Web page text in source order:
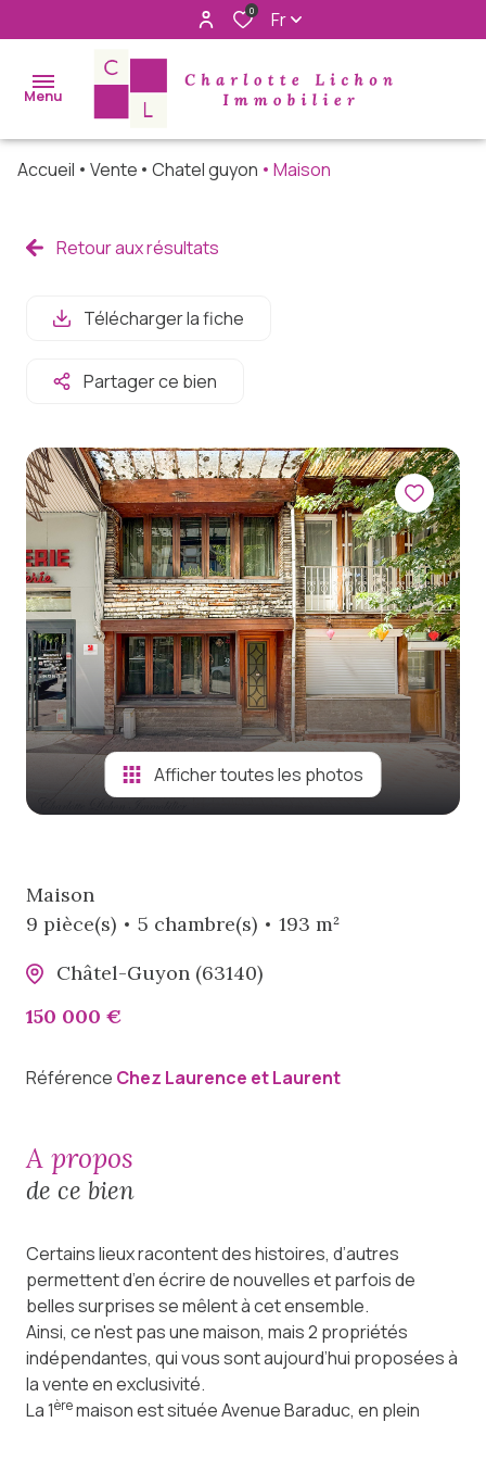
0 Fr
Menu
acheter
pro
à nos cotés
viager
agence
biens
vendus
Accueil Vente Chatel guyon Maison
Retour aux résultats
Télécharger la fiche
Partager ce bien
Afficher toutes les photos
Maison
9 pièce(s)
5 chambre(s)
193 m²
Châtel-Guyon (63140)
150 000 €
Référence Chez Laurence et Laurent
a propos
de ce bien
Certains lieux racontent des histoires, d’autres
permettent d’en écrire de nouvelles et parfois de
belles surprises se mêlent à cet ensemble.
Ainsi, ce n'est pas une maison, mais 2 propriétés
indépendantes, qui vous sont aujourd’hui proposées à
la vente en exclusivité.
La 1èremaison est située Avenue Baraduc, en plein